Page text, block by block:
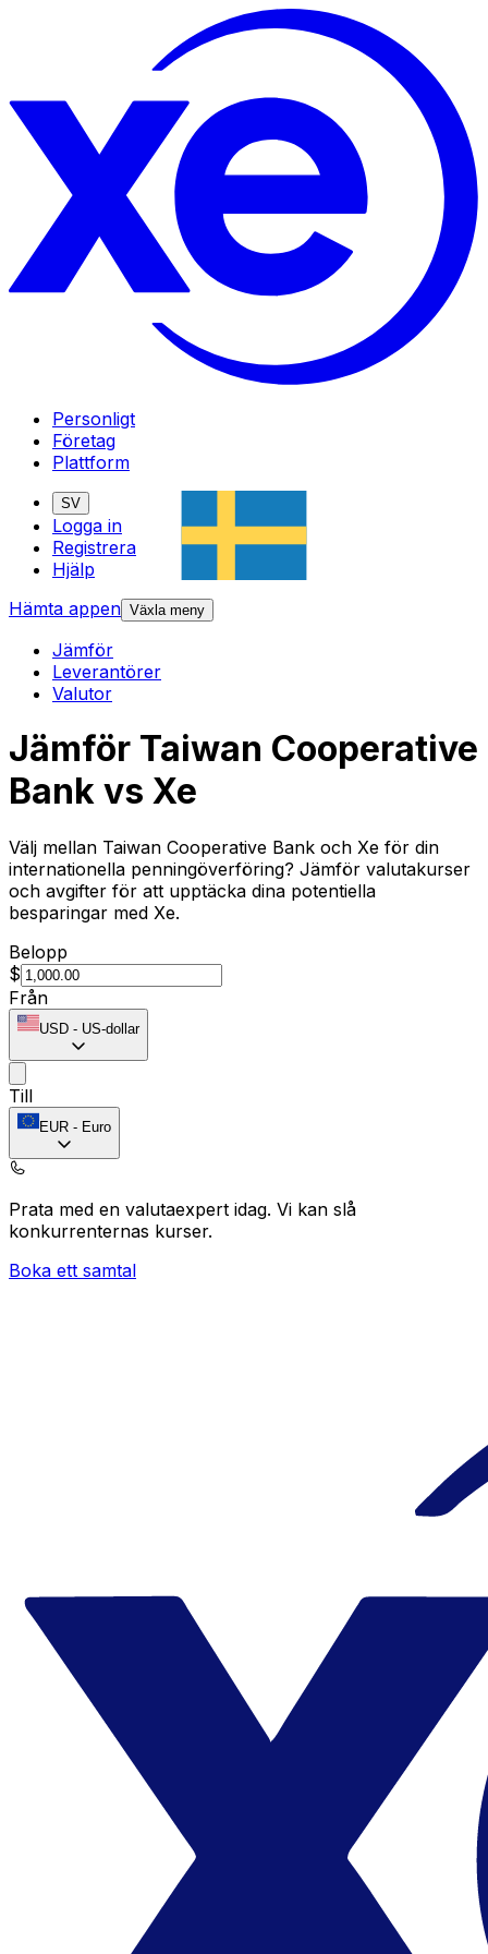
Personligt
Företag
Plattform
SV
Logga in
Registrera
Hjälp
Hämta appen Växla meny
Jämför
Leverantörer
Valutor
Jämför Taiwan Cooperative
Bank vs Xe
Välj mellan Taiwan Cooperative Bank och Xe för din
internationella penningöverföring? Jämför valutakurser
och avgifter för att upptäcka dina potentiella
besparingar med Xe.
Belopp
$
Från
USD - US-dollar
Till
EUR - Euro
Prata med en valutaexpert idag. Vi kan slå
konkurrenternas kurser.
Boka ett samtal